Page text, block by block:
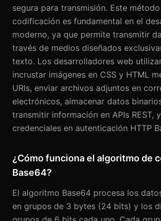
segura para transmisión. Este
codificación es fundamental en el
moderno, ya que permite transmitir
través de medios diseñados
texto. Los desarrolladores web
incrustar imágenes en CSS y HTML
URIs, enviar archivos adjuntos en
electrónicos, almacenar datos
transmitir información en APIs REST,
credenciales en autenticación HTTP
¿Cómo funciona el algoritmo de
Base64?
El algoritmo Base64 procesa los
en grupos de 3 bytes (24 bits) y los